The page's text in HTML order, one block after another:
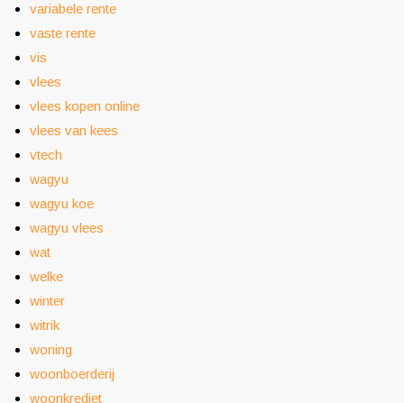
variabele rente
vaste rente
vis
vlees
vlees kopen online
vlees van kees
vtech
wagyu
wagyu koe
wagyu vlees
wat
welke
winter
witrik
woning
woonboerderij
woonkrediet